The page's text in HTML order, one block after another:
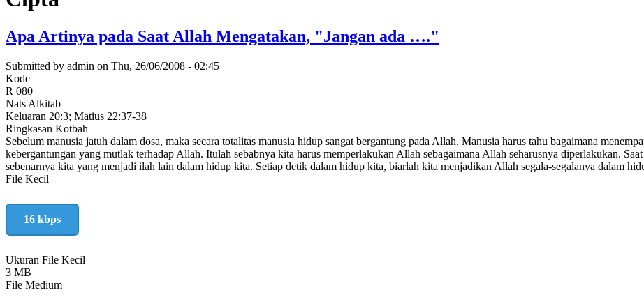
Apa Artinya pada Saat Allah Mengatakan, "Jangan ada …."
Submitted by admin on Thu, 26/06/2008 - 02:45
Kode
R 080
Nats Alkitab
Keluaran 20:3; Matius 22:37-38
Ringkasan Kotbah
Sebelum manusia jatuh dalam dosa, maka secara totalitas manusia hidup sangat bergantung pada Allah. Manusia harus tahu bagaimana
kebergantungan yang mutlak terhadap Allah. Itulah sebabnya kita harus memperlakukan Allah sebagaimana Allah seharusnya diperlakukan.
sebenarnya kita yang menjadi ilah lain dalam hidup kita. Setiap detik dalam hidup kita, biarlah kita menjadikan Allah segala-segalanya dalam
File Kecil
16 kbps
Ukuran File Kecil
3 MB
File Medium